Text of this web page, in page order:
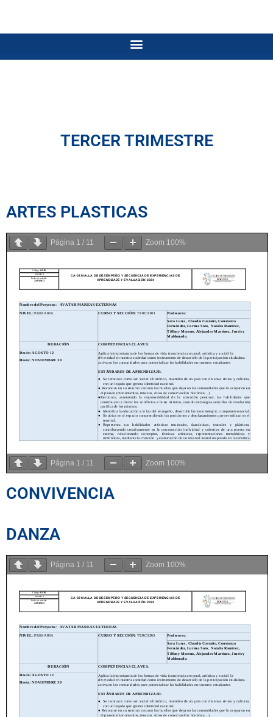
TERCER TRIMESTRE
ARTES PLASTICAS
Página 1 / 11 Zoom 100%
Página 1 / 11 Zoom 100%
CONVIVENCIA
DANZA
Página 1 / 11 Zoom 100%